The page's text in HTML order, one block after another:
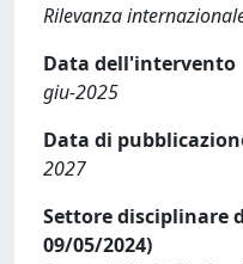
Rilevanza
Data dell'intervento
giu-2025
Data di
2027
Settore disciplinare
09/05/2024)